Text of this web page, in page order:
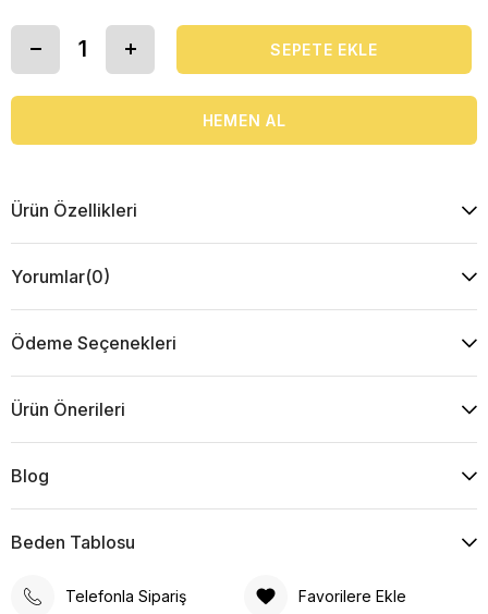
Ürün Özellikleri
Yorumlar(0)
Ödeme Seçenekleri
Ürün Önerileri
Blog
Beden Tablosu
Telefonla Sipariş Favorilere Ekle